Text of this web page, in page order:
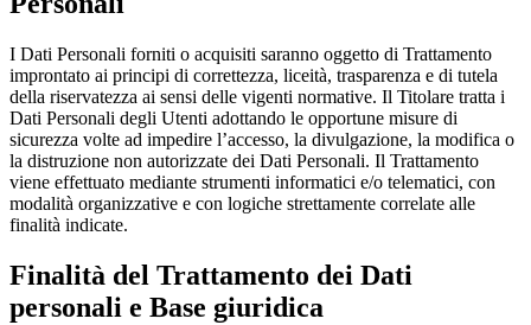
I Dati Personali forniti o acquisiti saranno oggetto di Trattamento
improntato ai principi di correttezza, liceità, trasparenza e di tutela
della riservatezza ai sensi delle vigenti normative. Il Titolare tratta i
Dati Personali degli Utenti adottando le opportune misure di
sicurezza volte ad impedire l’accesso, la divulgazione, la modifica o
la distruzione non autorizzate dei Dati Personali. Il Trattamento
viene effettuato mediante strumenti informatici e/o telematici, con
modalità organizzative e con logiche strettamente correlate alle
finalità indicate.
Finalità del Trattamento dei Dati
personali e Base giuridica